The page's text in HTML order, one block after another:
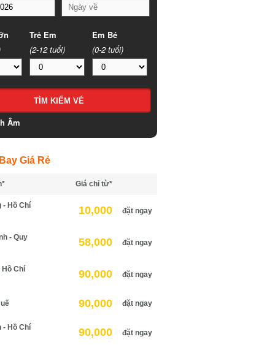
Trẻ Em
(2-12 tuổi)
Em Bé
(0-2 tuổi)
Âm
Giá Rẻ
Giá chỉ từ*
Hồ Chí
10,000 đặt ngay
- Quy
58,000 đặt ngay
Chí
90,000 đặt ngay
90,000 đặt ngay
Hồ Chí
90,000 đặt ngay